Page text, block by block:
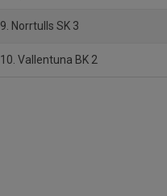
9. Norrtulls SK 3
10. Vallentuna BK 2